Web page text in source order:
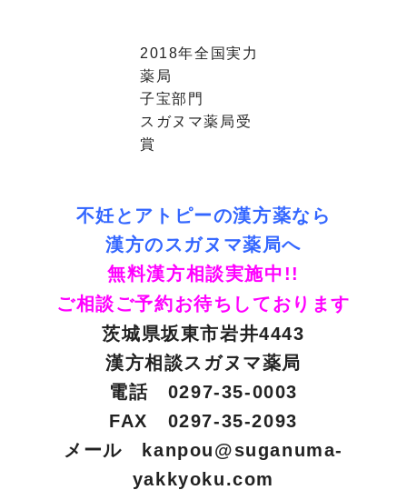
2018年全国実力
薬局
子宝部門
スガヌマ薬局受
賞
不妊とアトピーの漢方薬なら
漢方のスガヌマ薬局へ
無料漢方相談実施中!!
ご相談ご予約お待ちしております
茨城県坂東市岩井4443
漢方相談スガヌマ薬局
電話 0297-35-0003
FAX 0297-35-2093
メール
kanpou@suganuma-
yakkyoku.com